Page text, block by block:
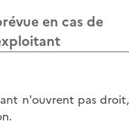
en cas de
n'ouvrent pas